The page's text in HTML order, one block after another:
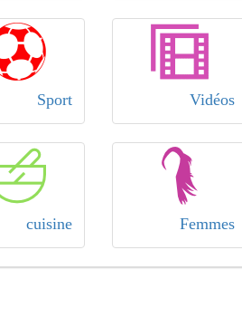
Vidéos
Sport
Femmes
cuisine